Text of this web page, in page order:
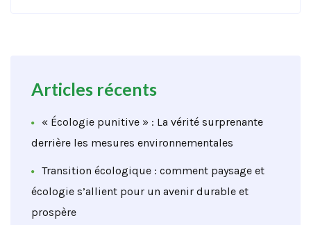
Articles récents
« Écologie punitive » : La vérité surprenante
derrière les mesures environnementales
Transition écologique : comment paysage et
écologie s’allient pour un avenir durable et
prospère